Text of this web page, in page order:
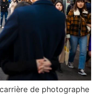
de photographe